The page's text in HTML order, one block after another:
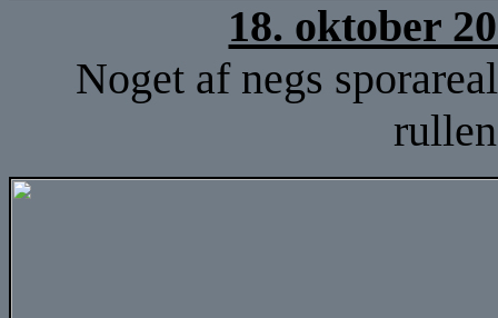
18. oktober
Noget af negs